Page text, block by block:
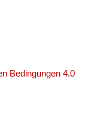
Bedingungen 4.0